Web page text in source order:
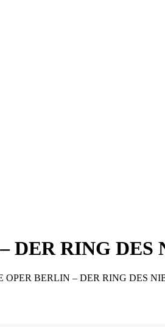
DER RING
OPER BERLIN – DER RING DES